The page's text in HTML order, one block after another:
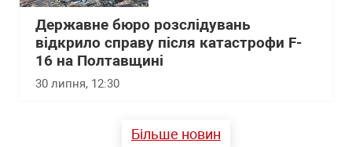
Державне бюро розслідувань
відкрило справу після катастрофи F-
16 на Полтавщині
30 липня, 12:30
Більше новин